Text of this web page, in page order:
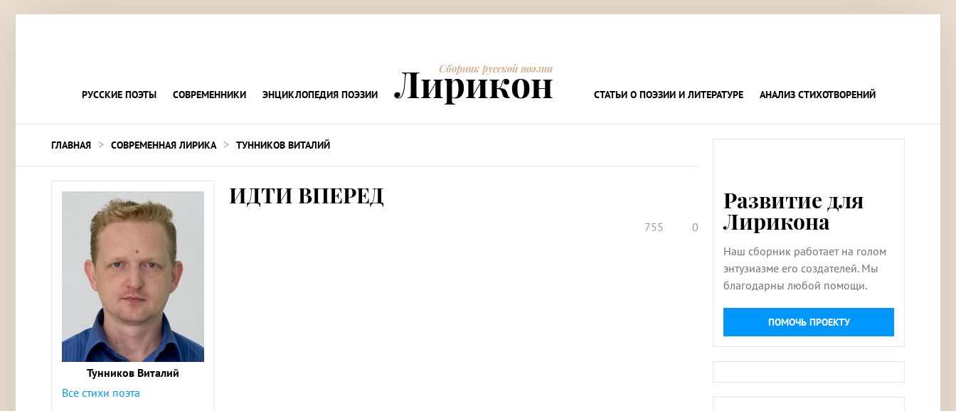
РУССКИЕ ПОЭТЫ СОВРЕМЕННИКИ ЭНЦИКЛОПЕДИЯ ПОЭЗИИ
Сборник русской поэзии
Лирикон СТАТЬИ О ПОЭЗИИ И ЛИТЕРАТУРЕ АНАЛИЗ СТИХОТВОРЕНИЙ
ГЛАВНАЯ > СОВРЕМЕННАЯ ЛИРИКА > ТУННИКОВ ВИТАЛИЙ
Тунников Виталий
Все стихи поэта
ИДТИ ВПЕРЕД
755 0
Развитие для
Лирикона
Наш сборник работает на голом
энтузиазме его создателей. Мы
благодарны любой помощи.
ПОМОЧЬ ПРОЕКТУ